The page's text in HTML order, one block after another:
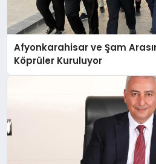
Afyonkarahisar ve Şam
Köprüler Kuruluyor